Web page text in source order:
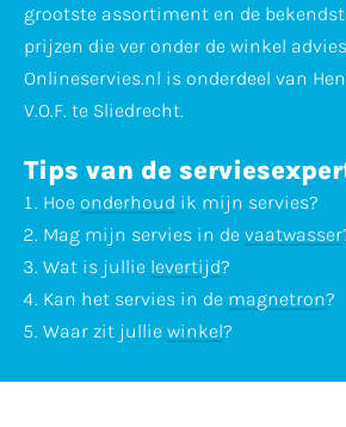
grootste assortiment en de
prijzen die ver onder de winkel
Onlineservies.nl is onderdeel van
V.O.F. te Sliedrecht.
Tips van de
Hoe onderhoud ik mijn servies?
Mag mijn servies in de vaatwasser
Wat is jullie levertijd?
Kan het servies in de magnetron?
Waar zit jullie winkel?